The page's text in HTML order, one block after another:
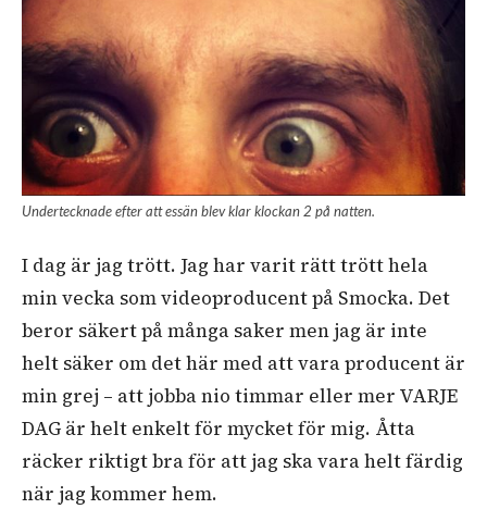
Undertecknade efter att essän blev klar klockan 2 på natten.
I dag är jag trött. Jag har varit rätt trött hela
min vecka som videoproducent på Smocka. Det
beror säkert på många saker men jag är inte
helt säker om det här med att vara producent är
min grej – att jobba nio timmar eller mer VARJE
DAG är helt enkelt för mycket för mig. Åtta
räcker riktigt bra för att jag ska vara helt färdig
när jag kommer hem.